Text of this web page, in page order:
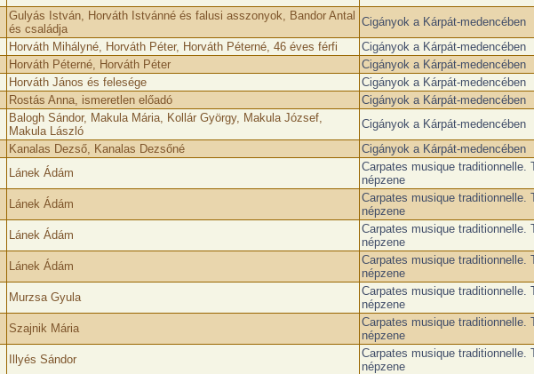
Gulyás István, Horváth Istvánné és falusi asszonyok, Bandor Antal
és családja
Cigányok a Kárpát-medencében
Horváth Mihályné, Horváth Péter, Horváth Péterné, 46 éves férfi Cigányok a Kárpát-medencében
Horváth Péterné, Horváth Péter Cigányok a Kárpát-medencében
Horváth János és felesége Cigányok a Kárpát-medencében
Rostás Anna, ismeretlen előadó Cigányok a Kárpát-medencében
Balogh Sándor, Makula Mária, Kollár György, Makula József,
Makula László
Cigányok a Kárpát-medencében
Kanalas Dezső, Kanalas Dezsőné Cigányok a Kárpát-medencében
Lánek Ádám
Carpates musique traditionnelle.
népzene
Lánek Ádám
Carpates musique traditionnelle.
népzene
Lánek Ádám
Carpates musique traditionnelle.
népzene
Lánek Ádám
Carpates musique traditionnelle.
népzene
Murzsa Gyula
Carpates musique traditionnelle.
népzene
Szajnik Mária
Carpates musique traditionnelle.
népzene
Illyés Sándor
Carpates musique traditionnelle.
népzene